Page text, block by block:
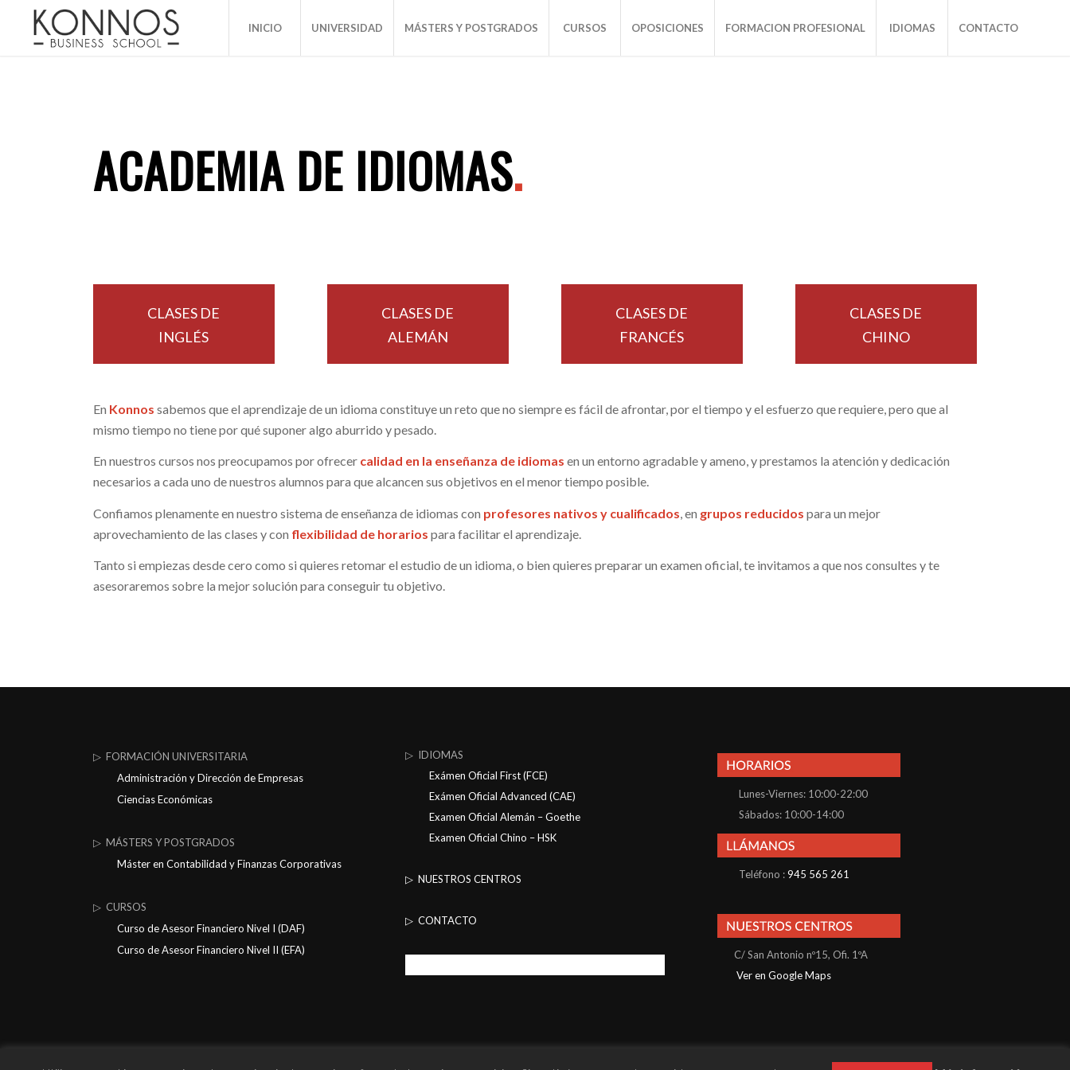
INICIO UNIVERSIDAD MÁSTERS Y POSTGRADOS CURSOS OPOSICIONES FORMACION PROFESIONAL IDIOMAS CONTACTO
ACADEMIA DE IDIOMAS.
CLASES DE
INGLÉS
CLASES DE
ALEMÁN
CLASES DE
FRANCÉS
CLASES DE
CHINO
En Konnos sabemos que el aprendizaje de un idioma constituye un reto que no siempre es fácil de afrontar, por el tiempo y el esfuerzo que requiere, pero que al
mismo tiempo no tiene por qué suponer algo aburrido y pesado.
En nuestros cursos nos preocupamos por ofrecer calidad en la enseñanza de idiomas en un entorno agradable y ameno, y prestamos la atención y dedicación
necesarios a cada uno de nuestros alumnos para que alcancen sus objetivos en el menor tiempo posible.
Confiamos plenamente en nuestro sistema de enseñanza de idiomas con profesores nativos y cualificados , en grupos reducidos para un mejor
aprovechamiento de las clases y con flexibilidad de horarios para facilitar el aprendizaje.
Tanto si empiezas desde cero como si quieres retomar el estudio de un idioma, o bien quieres preparar un examen oficial, te invitamos a que nos consultes y te
asesoraremos sobre la mejor solución para conseguir tu objetivo.
▷ FORMACIÓN UNIVERSITARIA
Administración y Dirección de Empresas
Ciencias Económicas
▷ MÁSTERS Y POSTGRADOS
Máster en Contabilidad y Finanzas Corporativas
▷ CURSOS
Curso de Asesor Financiero Nivel I (DAF)
Curso de Asesor Financiero Nivel II (EFA)
▷ IDIOMAS
Exámen Oficial First (FCE)
Exámen Oficial Advanced (CAE)
Examen Oficial Alemán – Goethe
Examen Oficial Chino – HSK
▷ NUESTROS CENTROS
▷ CONTACTO
Lunes-Viernes: 10:00-22:00
Sábados: 10:00-14:00
Teléfono :945 565 261
C/ San Antonio nº15, Ofi. 1ºA
Ver en Google Maps